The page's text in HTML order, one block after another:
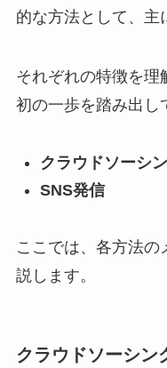
的な方法として、主
それぞれの特徴を理
初の一歩を踏み出し
クラウドソーシ
SNS発信
ここでは、各方法
説します。
クラウドソーシン